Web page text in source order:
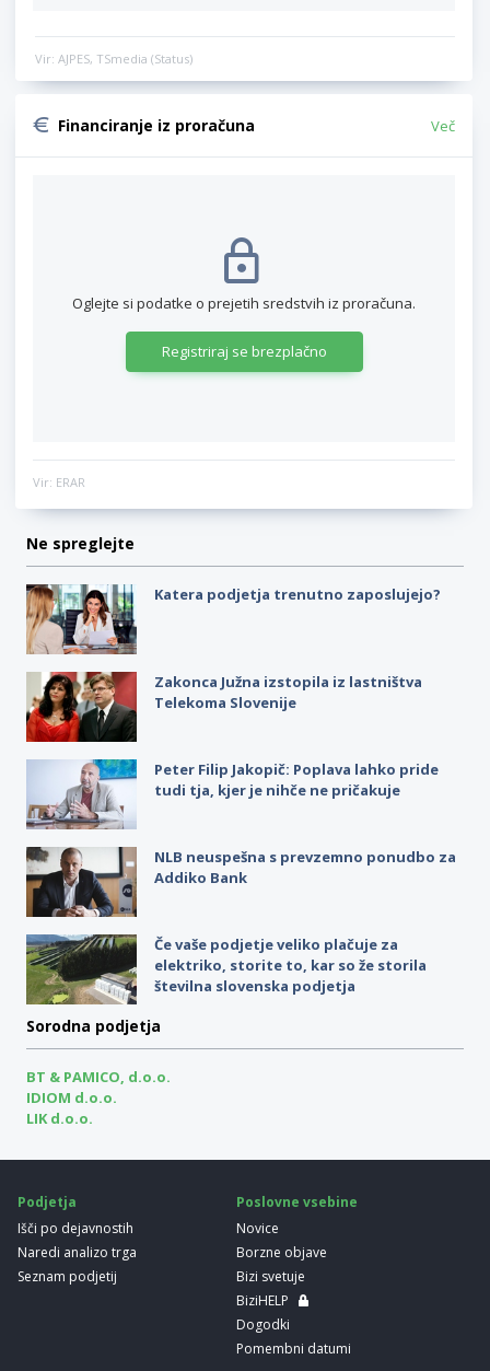
Vir: AJPES, TSmedia (Status)
Financiranje iz proračuna Več
Oglejte si podatke o prejetih sredstvih iz proračuna.
Registriraj se brezplačno
Vir: ERAR
Ne spreglejte
Katera podjetja trenutno zaposlujejo?
Zakonca Južna izstopila iz lastništva
Telekoma Slovenije
Peter Filip Jakopič: Poplava lahko pride
tudi tja, kjer je nihče ne pričakuje
NLB neuspešna s prevzemno ponudbo za
Addiko Bank
Če vaše podjetje veliko plačuje za
elektriko, storite to, kar so že storila
številna slovenska podjetja
Sorodna podjetja
BT & PAMICO, d.o.o.
IDIOM d.o.o.
LIK d.o.o.
Podjetja
Išči po dejavnostih
Naredi analizo trga
Seznam podjetij
Poslovne vsebine
Novice
Borzne objave
Bizi svetuje
BiziHELP
Dogodki
Pomembni datumi